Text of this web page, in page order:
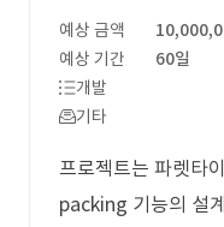
예상 금액
예상 기간
60일
개발
기타
프로젝트는 파렛타
packing 기능의 설